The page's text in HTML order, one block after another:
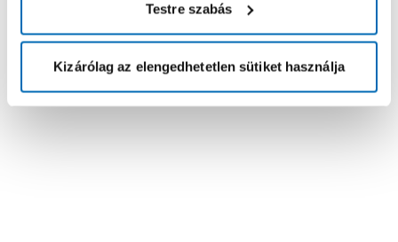
Testre szabás
Kizárólag az elengedhetetlen sütiket használja